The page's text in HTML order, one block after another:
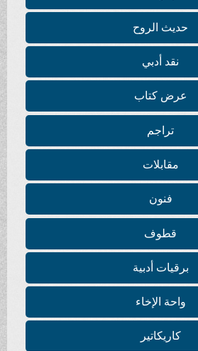
حديث الروح
نقد أدبي
عرض كتاب
تراجم
مقابلات
فنون
قطوف
برقيات أدبية
واحة الإخاء
كاريكاتير